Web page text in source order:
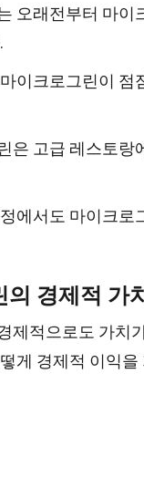
오래전부터 마이
이크로그린이 점
은 고급 레스토랑
에서도 마이크로
경제적 가치
제적으로도 가치
게 경제적 이익을